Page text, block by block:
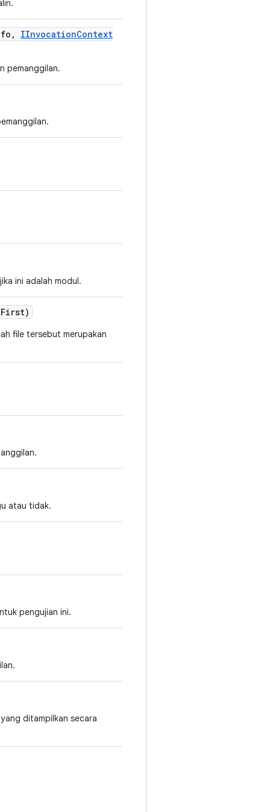
, IInvocationContext
pemanggilan.
ini adalah modul.
First)
file tersebut merupakan
atau tidak.
pengujian ini.
ditampilkan secara